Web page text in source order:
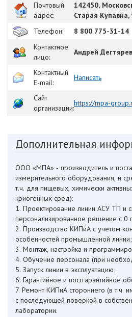
Почтовый
адрес:
142450,
Старая
Телефон:
8 800 775-31-14
Контактное
лицо:
Андрей Дегтярев
Контактный
E-mail:
Написать
Сайт
организации:
https://mpa-
Дополнительная
ООО «МПА» - производитель и
измерительного оборудования, и
т.ч. для пищевых, химически
криогенных сред):
1. Проектирование линии АСУ ТП и
персонализированное решение с 0
2. Производство КИПиА с учетом
особенностей промышленной линии;
3. Монтаж, настройка и
4. Обучение персонала (при
5. Запуск линии в эксплуатацию;
6. Гарантийное и постгарантийное
7. Ремонт КИПиА стороннего (в т.ч.
с последующей поверкой в
лаборатории.